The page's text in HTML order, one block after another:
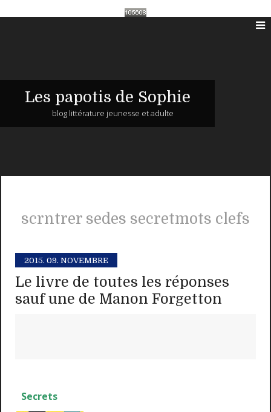
Les papotis de Sophie
blog littérature jeunesse et adulte
scrntrer sedes secretmots clefs
2015. 09. NOVEMBRE
Le livre de toutes les réponses
sauf une de Manon Forgetton
Secrets